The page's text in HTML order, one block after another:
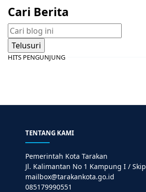
Cari Berita
HITS PENGUNJUNG
TENTANG KAMI
Pemerintah Kota Tarakan
Jl. Kalimantan No 1 Kampung I / Skip
mailbox@tarakankota.go.id
085179990551